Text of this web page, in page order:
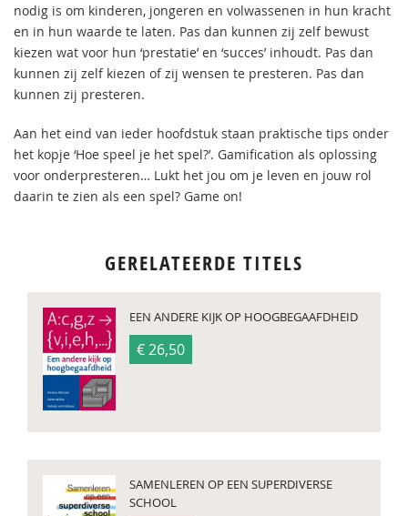
nodig is om kinderen, jongeren en volwassenen in hun kracht
en in hun waarde te laten. Pas dan kunnen zij zelf bewust
kiezen wat voor hun ‘prestatie’ en ‘succes’ inhoudt. Pas dan
kunnen zij zelf kiezen of zij wensen te presteren. Pas dan
kunnen zij presteren.
Aan het eind van ieder hoofdstuk staan praktische tips onder
het kopje ‘Hoe speel je het spel?’. Gamification als oplossing
voor onderpresteren… Lukt het jou om je leven en jouw rol
daarin te zien als een spel? Game on!
GERELATEERDE TITELS
EEN ANDERE KIJK OP HOOGBEGAAFDHEID
€ 26,50
SAMENLEREN OP EEN SUPERDIVERSE
SCHOOL